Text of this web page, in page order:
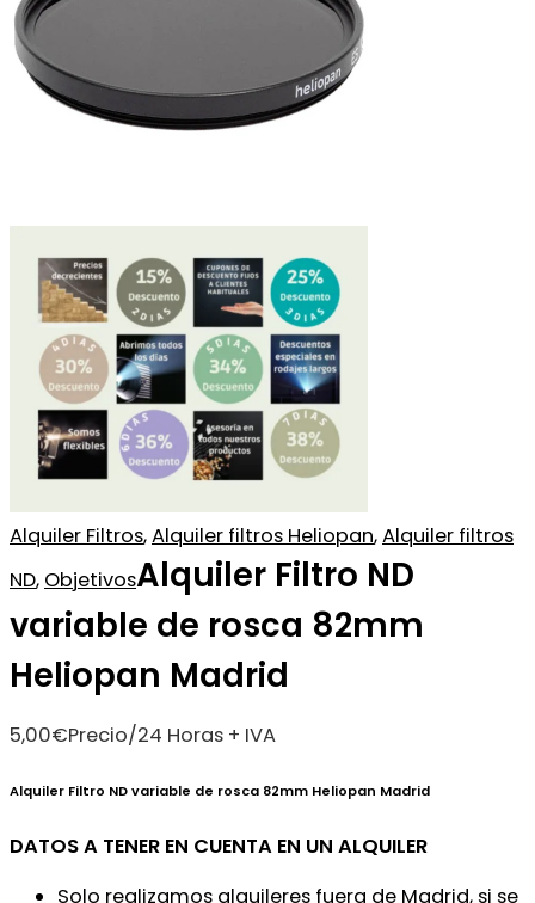
Alquiler Filtros,Alquiler filtros Heliopan,Alquiler filtros
ND, ObjetivosAlquiler Filtro ND
variable de rosca 82mm
Heliopan Madrid
5,00€Precio/24 Horas + IVA
Alquiler Filtro ND variable de rosca 82mm Heliopan Madrid
DATOS A TENER EN CUENTA EN UN ALQUILER
Solo realizamos alquileres fuera de Madrid, si se